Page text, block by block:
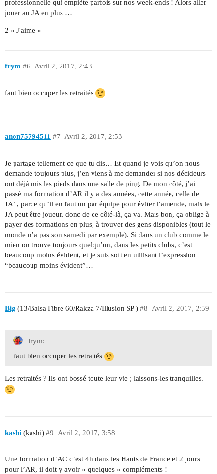
professionnelle qui empiète parfois sur nos week-ends ! Alors aller
jouer au JA en plus …
2 « J'aime »
frym Avril 2, 2017, 2:43
#6
faut bien occuper les retraités
anon75794511 Avril 2, 2017, 2:53
#7
Je partage tellement ce que tu dis… Et quand je vois qu’on nous
demande toujours plus, j’en viens à me demander si nos décideurs
ont déjà mis les pieds dans une salle de ping. De mon côté, j’ai
passé ma formation d’AR il y a des années, cette année, celle de
JA1, parce qu’il en faut un par équipe pour éviter l’amende, mais le
JA peut être joueur, donc de ce côté-là, ça va. Mais bon, ça oblige à
payer des formations en plus, à trouver des gens disponibles (tout le
monde n’a pas son samedi par exemple). Si dans un club comme le
mien on trouve toujours quelqu’un, dans les petits clubs, c’est
beaucoup moins évident, et je suis soft en utilisant l’expression
“beaucoup moins évident”…
Big (13/Balsa Fibre 60/Rakza 7/Illusion SP ) Avril 2, 2017, 2:59
#8
frym:
faut bien occuper les retraités
Les retraités ? Ils ont bossé toute leur vie ; laissons-les tranquilles.
kashi (kashi) Avril 2, 2017, 3:58
#9
Une formation d’AC c’est 4h dans les Hauts de France et 2 jours
pour l’AR, il doit y avoir « quelques » compléments !